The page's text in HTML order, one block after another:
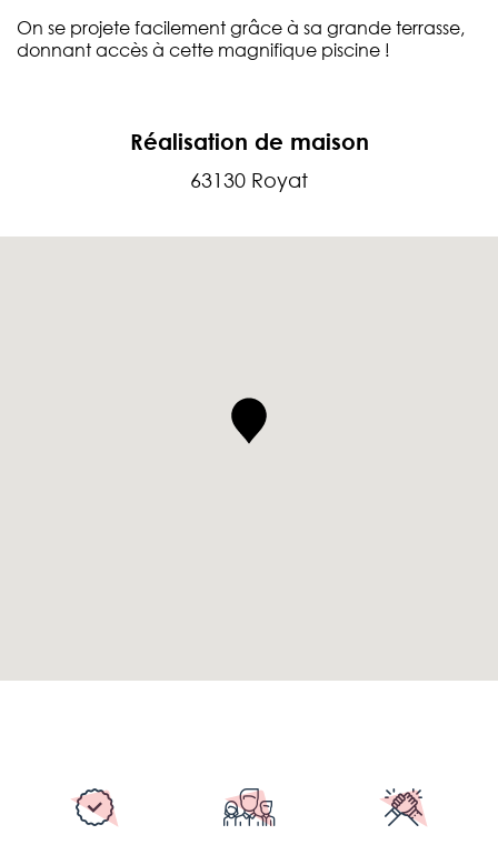
On se projete facilement grâce à sa grande terrasse,
donnant accès à cette magnifique piscine !
Réalisation de maison
63130 Royat